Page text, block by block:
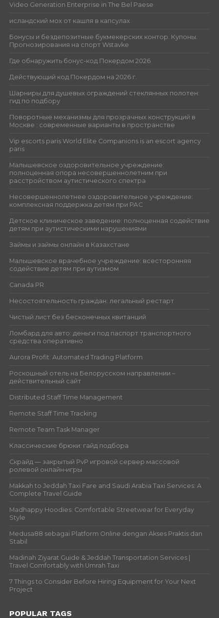
Video Generation Enterprise in The Bel Paese
исландский мох от кашля в капсулах
Бонусы и бездепозитные букмекерских контор. Купоны.
Прогнозирования на спорт Wstavke
Где обнаружить бонус-код Покердом 2026
Действующий код Покердом на 2026 г.
Шарниры для душевых ограждений стеклянных полотен:
гид по подбору
Поворотные механизмы для прозрачных конструкций в
Москве : современные варианты в пространстве
Vip escorts paris World Elite Companions is an escort agency
paris
Малышевское оздоровительное учреждение:
полноценная опора несовершеннолетним при
расстройством аутистического спектра
Несовершеннолетнее оздоровительное учреждение:
комплексная поддержка детям при РАС
Детское клиническое заведение: полноценная содействие
детям при аутистическими нарушениями
Займы и займы онлайн в Казахстане
Малышевское врачебное учреждение: всесторонняя
содействие детям при аутизмом
Canada PR
Несостоятельность граждан: легальный рестарт
Чистый лист без бесконечных квитанций
Ломбард для авто: деньги под паспорт транспортного
средства оперативно
Aurora Profit: Automated Trading Platform
Роскошный отель на Белорусском направлении –
действительный сайт
Distributed Staff Time Management
Remote Staff Time Tracking
Remote Team Task Manager
Классические брюки: гайд подбора
Скрайд — закрытый PvP игровой сервер массовой
ролевой онлайн‑игры
Makkah to Jeddah Taxi Fare and Saudi Arabia Taxi Services: A
Complete Travel Guide
Madhappy Hoodies: Comfortable Streetwear for Everyday
Style
Medusa88 sebagai Platform Online dengan Akses Praktis dan
Stabil
Madinah Ziyarat Guide & Jeddah Transportation Services |
Travel Comfortably with Umrah Taxi
7 Things to Consider Before Hiring Equipment for Your Next
Project
POPULAR TAGS